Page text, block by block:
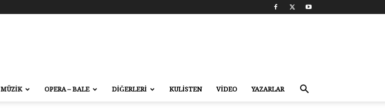
MÜZİK OPERA – BALE DİĞERLERİ KULİSTEN VİDEO YAZARLAR